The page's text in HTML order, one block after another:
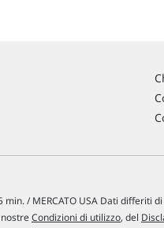
/ MERCATO USA Dati differiti
Condizioni di utilizzo, del